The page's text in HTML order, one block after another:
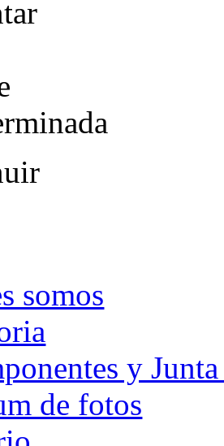
somos
y
de fotos